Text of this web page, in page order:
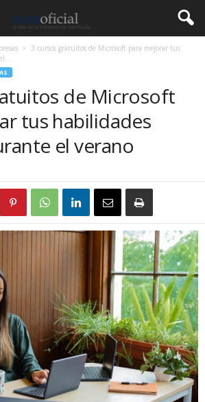
3 cursos gratuitos de Microsoft para mejorar tus
de Microsoft
tus habilidades
el verano